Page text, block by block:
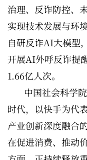
治理、反诈防控、
实现技术发展与环
自研反诈AI大模型
开展AI外呼反诈提
1.66亿人次。
中国社会科学
时代，以快手为代
产业创新深度融合
在促进消费、推动